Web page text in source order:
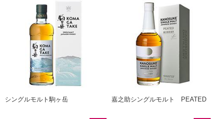
シングルモルト駒ヶ岳 嘉之助シングルモルト PEATED